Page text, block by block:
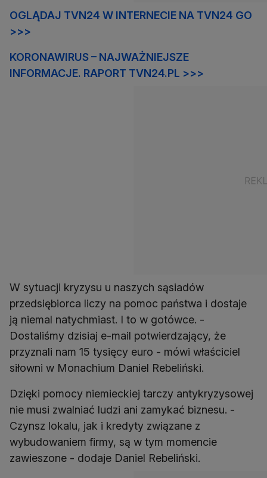
OGLĄDAJ TVN24 W INTERNECIE NA TVN24 GO
>>>
KORONAWIRUS – NAJWAŻNIEJSZE
INFORMACJE. RAPORT TVN24.PL >>>
W sytuacji kryzysu u naszych sąsiadów
przedsiębiorca liczy na pomoc państwa i dostaje
ją niemal natychmiast. I to w gotówce. -
Dostaliśmy dzisiaj e-mail potwierdzający, że
przyznali nam 15 tysięcy euro - mówi właściciel
siłowni w Monachium Daniel Rebeliński.
Dzięki pomocy niemieckiej tarczy antykryzysowej
nie musi zwalniać ludzi ani zamykać biznesu. -
Czynsz lokalu, jak i kredyty związane z
wybudowaniem firmy, są w tym momencie
zawieszone - dodaje Daniel Rebeliński.